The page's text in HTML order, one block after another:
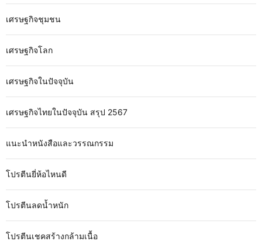
เศรษฐกิจชุมชน
เศรษฐกิจโลก
เศรษฐกิจในปัจจุบัน
เศรษฐกิจไทยในปัจจุบัน สรุป 2567
แนะนำหนังสือและวรรณกรรม
โปรตีนยี่ห้อไหนดี
โปรตีนลดน้ำหนัก
โปรตีนเชคสร้างกล้ามเนื้อ